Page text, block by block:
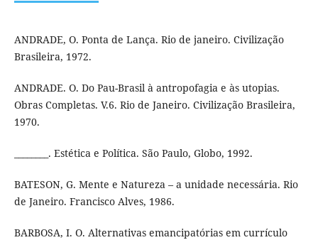
ANDRADE, O. Ponta de Lança. Rio de janeiro. Civilização
Brasileira, 1972.
ANDRADE. O. Do Pau-Brasil à antropofagia e às utopias.
Obras Completas. V.6. Rio de Janeiro. Civilização Brasileira,
1970.
________. Estética e Política. São Paulo, Globo, 1992.
BATESON, G. Mente e Natureza – a unidade necessária. Rio
de Janeiro. Francisco Alves, 1986.
BARBOSA, I. O. Alternativas emancipatórias em currículo